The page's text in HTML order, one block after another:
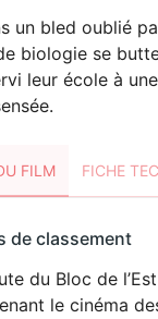
un bled oublié
biologie se
leur école à
FILM FICHE
de classement
du Bloc de
le cinéma